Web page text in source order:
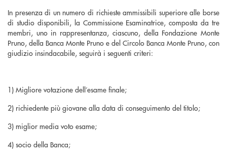
In presenza di un numero di richieste ammissibili superiore alle borse
di studio disponibili, la Commissione Esaminatrice, composta da tre
membri, uno in rappresentanza, ciascuno, della Fondazione Monte
Pruno, della Banca Monte Pruno e del Circolo Banca Monte Pruno, con
giudizio insindacabile, seguirà i seguenti criteri:
1) Migliore votazione dell’esame finale;
2) richiedente più giovane alla data di conseguimento del titolo;
3) miglior media voto esame;
4) socio della Banca;